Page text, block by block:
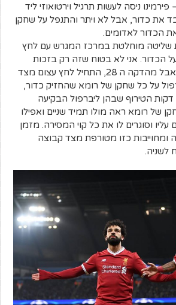
ניסה לעשות תרגיל וירטואוזי ליד
את כדור, אבל לא ויתר והתנפל על שחקן
הכדור לאדומים.
שליטה מוחלטת במרכז המגרש עם לחץ
הכדור. אני לא בטוח שזה רק בזכות
החילוף של וינאלדום, אבל מהדקה ה 28, התחיל לחץ עצום מצד
על כל שחקן של רומא שהחזיק כדור,
הטירוף שבהן ליברפול הבקיעה
של רומא ראה מולו תמיד שניים ואפילו
עליו וסוגרים לו את כל קוי המסירה. מזמן
כזו מטורפת מצד קבוצה
לשניה.